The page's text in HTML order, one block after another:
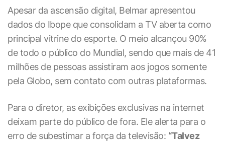
Apesar da ascensão digital, Belmar apresentou
dados do Ibope que consolidam a TV aberta como
principal vitrine do esporte. O meio alcançou 90%
de todo o público do Mundial, sendo que mais de 41
milhões de pessoas assistiram aos jogos somente
pela Globo, sem contato com outras plataformas.
Para o diretor, as exibições exclusivas na internet
deixam parte do público de fora. Ele alerta para o
erro de subestimar a força da televisão: “Talvez